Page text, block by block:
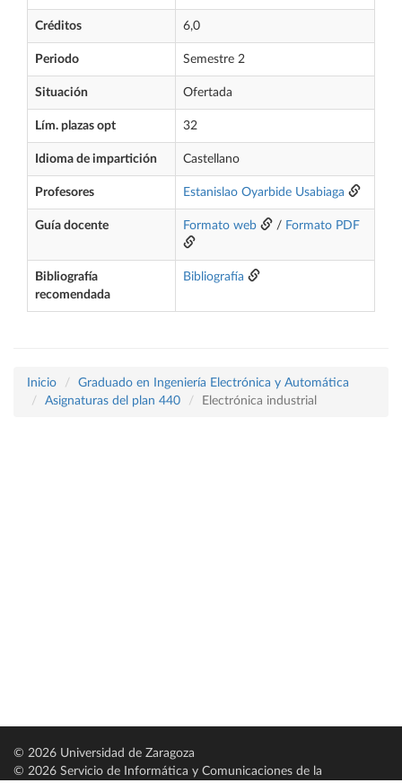
Créditos 6,0
Periodo Semestre 2
Situación Ofertada
Lím. plazas opt 32
Idioma de impartición Castellano
Profesores Estanislao Oyarbide Usabiaga
Guía docente Formato web / Formato PDF
Bibliografía
recomendada
Bibliografía
Inicio
Graduado en Ingeniería Electrónica y Automática
Asignaturas del plan 440
Electrónica industrial
© 2026 Universidad de Zaragoza
© 2026 Servicio de Informática y Comunicaciones de la